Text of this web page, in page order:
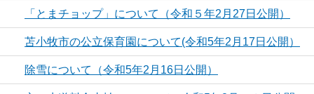
「とまチョップ」について（令和５年2月27日公開）
苫小牧市の公立保育園について(令和5年2月17日公開）
除雪について（令和5年2月16日公開）